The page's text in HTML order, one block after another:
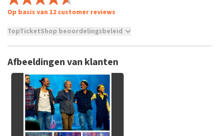
Op basis van 12 customer reviews
TopTicketShop beoordelingsbeleid
niet mogelijk om een review achter te laten als je geen
tickets hebt aangeschaft bij TopTicketShop. Reviews met
grof taalgebruik en/of onwaarheden worden niet geplaatst.
Het kan enkele weken duren voordat een review wordt
geplaatst.
Afbeeldingen van klanten